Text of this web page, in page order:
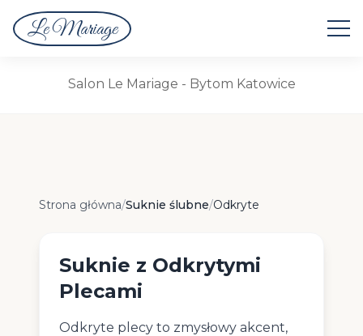
Le MariageSuknie Ślubne
Salon Le Mariage - Bytom Katowice
Suknie z Odkrytymi Plecami
Strona główna/Suknie ślubne/Odkryte
Suknie z Odkrytymi
Plecami
Odkryte plecy to zmysłowy akcent,